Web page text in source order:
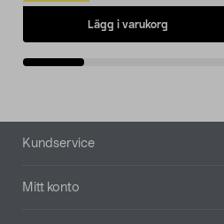
Lägg i varukorg
Sidfot
Kundservice
Mitt konto